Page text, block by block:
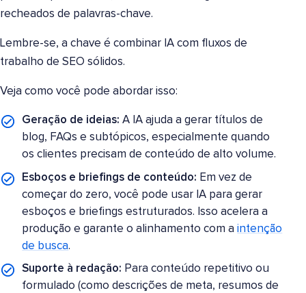
recheados de palavras-chave.
Lembre-se, a chave é combinar IA com fluxos de
trabalho de SEO sólidos.
Veja como você pode abordar isso:
Geração de ideias: A IA ajuda a gerar títulos de
blog, FAQs e subtópicos, especialmente quando
os clientes precisam de conteúdo de alto volume.
Esboços e briefings de conteúdo: Em vez de
começar do zero, você pode usar IA para gerar
esboços e briefings estruturados. Isso acelera a
produção e garante o alinhamento com aintenção
de busca.
Suporte à redação: Para conteúdo repetitivo ou
formulado (como descrições de meta, resumos de